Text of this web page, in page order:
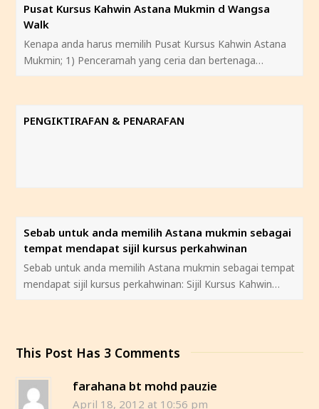
Pusat Kursus Kahwin Astana Mukmin d Wangsa
Walk
Kenapa anda harus memilih Pusat Kursus Kahwin Astana
Mukmin; 1) Penceramah yang ceria dan bertenaga…
PENGIKTIRAFAN & PENARAFAN
Sebab untuk anda memilih Astana mukmin sebagai
tempat mendapat sijil kursus perkahwinan
Sebab untuk anda memilih Astana mukmin sebagai tempat
mendapat sijil kursus perkahwinan: Sijil Kursus Kahwin…
This Post Has 3 Comments
farahana bt mohd pauzie
April 18, 2012 at 10:56 pm